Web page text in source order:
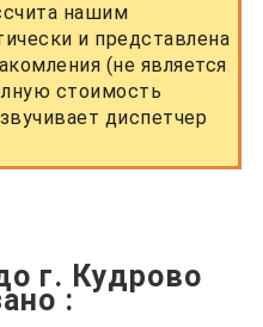
нашим
и представлена
(не является
стоимость
диспетчер
г. Кудрово
: